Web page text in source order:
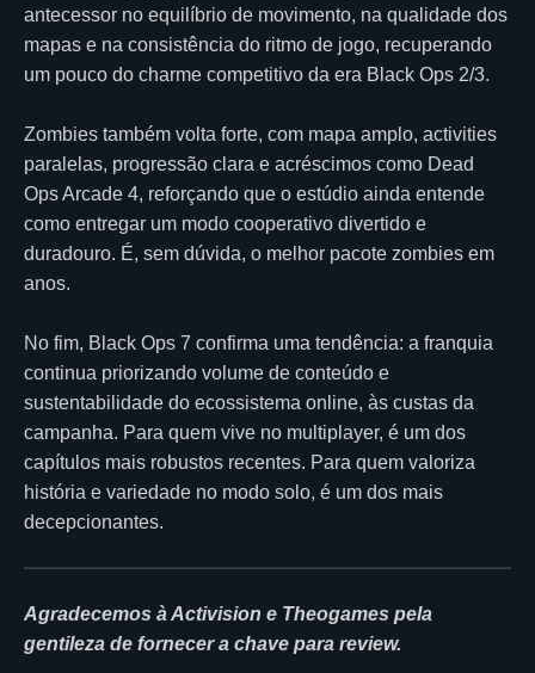
antecessor no equilíbrio de movimento, na qualidade dos
mapas e na consistência do ritmo de jogo, recuperando
um pouco do charme competitivo da era Black Ops 2/3.
Zombies também volta forte, com mapa amplo, activities
paralelas, progressão clara e acréscimos como Dead
Ops Arcade 4, reforçando que o estúdio ainda entende
como entregar um modo cooperativo divertido e
duradouro. É, sem dúvida, o melhor pacote zombies em
anos.
No fim, Black Ops 7 confirma uma tendência: a franquia
continua priorizando volume de conteúdo e
sustentabilidade do ecossistema online, às custas da
campanha. Para quem vive no multiplayer, é um dos
capítulos mais robustos recentes. Para quem valoriza
história e variedade no modo solo, é um dos mais
decepcionantes.
Agradecemos à Activision e Theogames pela
gentileza de fornecer a chave para review.